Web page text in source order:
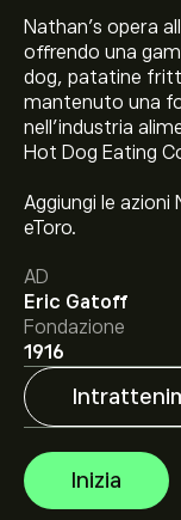
Nathan's opera
offrendo una
dog, patatine
mantenuto una
nell'industria
Hot Dog Eating
Aggiungi le
eToro.
AD
Eric Gatoff
Fondazione
1916
Inizia
Il prezzo attuale
Il target di prezzo
Inc è di 98.01‎$‎.
dettagliate degli
Gli analisti
Famous Inc
finanziari e
recenti per i